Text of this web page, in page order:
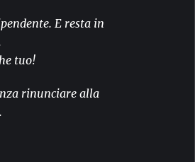
E resta in
tuo!
rinunciare alla